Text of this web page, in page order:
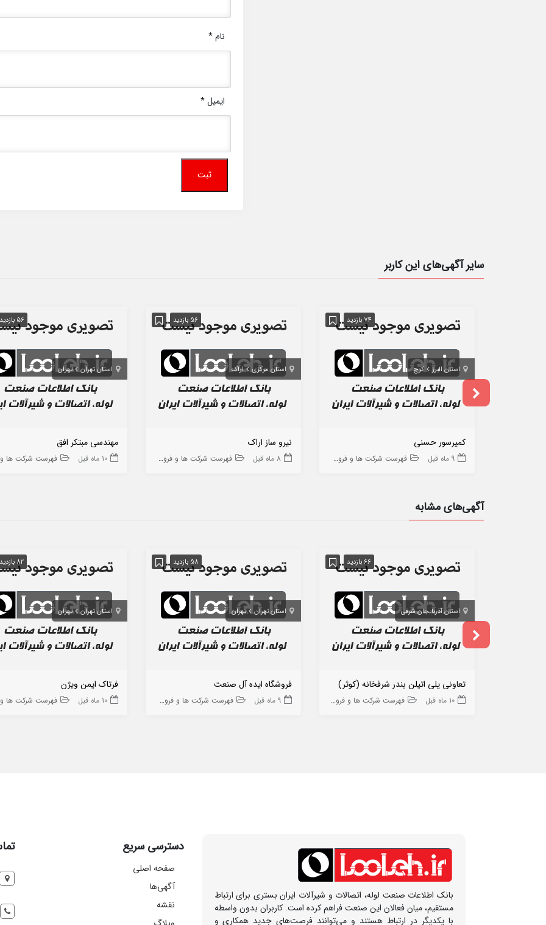
نام*
ایمیل*
سایر آگهی‌های این کاربر
74 بازدید
استان البرز کرج
کمپرسور حسنی
9 ماه قبل فهرست شرکت ها و فروشگاه ها
56 بازدید
استان مرکزی اراک
نیرو ساز اراک
8 ماه قبل فهرست شرکت ها و فروشگاه ها
56 بازدید
استان تهران تهران
مهندسی مبتکر افق
10 ماه قبل فهرست شرکت ها و
آگهی‌های مشابه
66 بازدید
استان آذربایجان شرقی
تعاونی پلی اتیلن بندر شرفخانه (کوثر)
10 ماه قبل فهرست شرکت ها و فروشگاه ها
58 بازدید
استان تهران تهران
فروشگاه ایده آل صنعت
9 ماه قبل فهرست شرکت ها و فروشگاه ها
82 بازدید
استان تهران تهران
فرتاک ایمن ویژن
10 ماه قبل فهرست شرکت ها و
بانک اطلاعات صنعت لوله، اتصالات و شیرآلات ایران بستری برای ارتباط
مستقیم، میان فعالان این صنعت فراهم کرده است. کاربران بدون واسطه
با یکدیگر در ارتباط هستند و می‌توانند فرصت‌های جدید همکاری و
دسترسی سریع
صفحه اصلی
آگهی‌ها
نقشه